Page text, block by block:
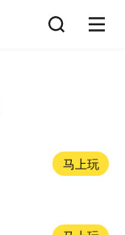
马上玩